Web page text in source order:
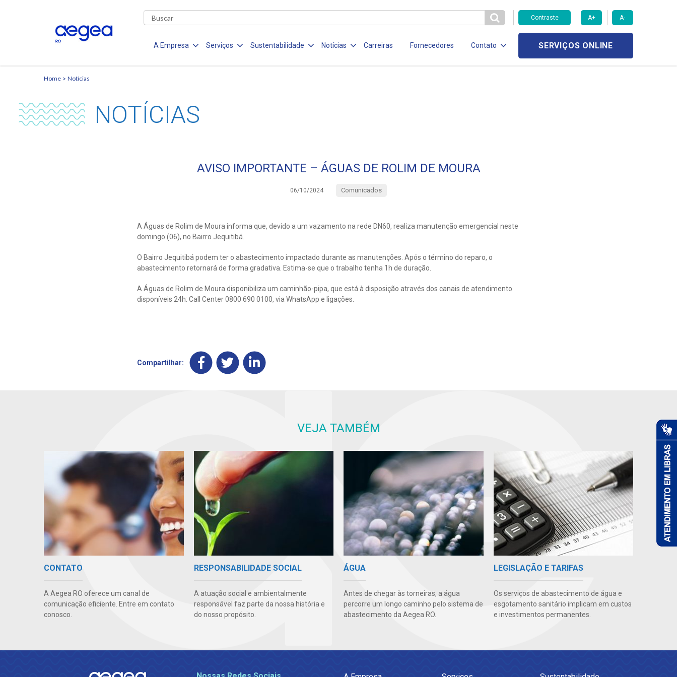
Contraste A+ A-
A Empresa Serviços Sustentabilidade Notícias Carreiras Fornecedores Contato SERVIÇOS ONLINE
Home Notícias
NOTÍCIAS
AVISO IMPORTANTE – ÁGUAS DE ROLIM DE MOURA
06/10/2024 Comunicados
A Águas de Rolim de Moura informa que, devido a um vazamento na rede DN60, realiza manutenção emergencial neste
domingo (06), no Bairro Jequitibá.
O Bairro Jequitibá podem ter o abastecimento impactado durante as manutenções. Após o término do reparo, o
abastecimento retornará de forma gradativa. Estima-se que o trabalho tenha 1h de duração.
A Águas de Rolim de Moura disponibiliza um caminhão-pipa, que está à disposição através dos canais de atendimento
disponíveis 24h: Call Center 0800 690 0100, via WhatsApp e ligações.
Compartilhar:
VEJA TAMBÉM
CONTATO
A Aegea RO oferece um canal de
comunicação eficiente. Entre em contato
conosco.
RESPONSABILIDADE SOCIAL
A atuação social e ambientalmente
responsável faz parte da nossa história e
do nosso propósito.
ÁGUA
Antes de chegar às torneiras, a água
percorre um longo caminho pelo sistema de
abastecimento da Aegea RO.
LEGISLAÇÃO E TARIFAS
Os serviços de abastecimento de água e
esgotamento sanitário implicam em custos
e investimentos permanentes.